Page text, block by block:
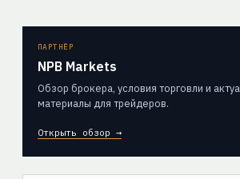
ПАРТНЁР
NPB Markets
Обзор брокера, условия торговли и
материалы для трейдеров.
Открыть обзор →